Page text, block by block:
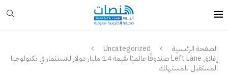
الصفحة الرئيسية
Uncategorized
إغلاق Left Lane صندوقًا عالميًا بقيمة 1.4 مليار دولار للاستثمار في تكنولوجيا
المستقبل للمستهلك